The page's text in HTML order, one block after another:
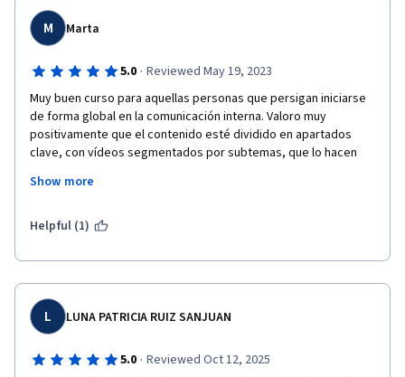
M Marta
5.0 · Reviewed May 19, 2023
Muy buen curso para aquellas personas que persigan iniciarse
de forma global en la comunicación interna. Valoro muy
positivamente que el contenido esté dividido en apartados
clave, con vídeos segmentados por subtemas, que lo hacen
flexible. ¡La bibliografía complementaria me parece muy
Show more
Helpful (1)
L LUNA PATRICIA RUIZ SANJUAN
5.0 · Reviewed Oct 12, 2025